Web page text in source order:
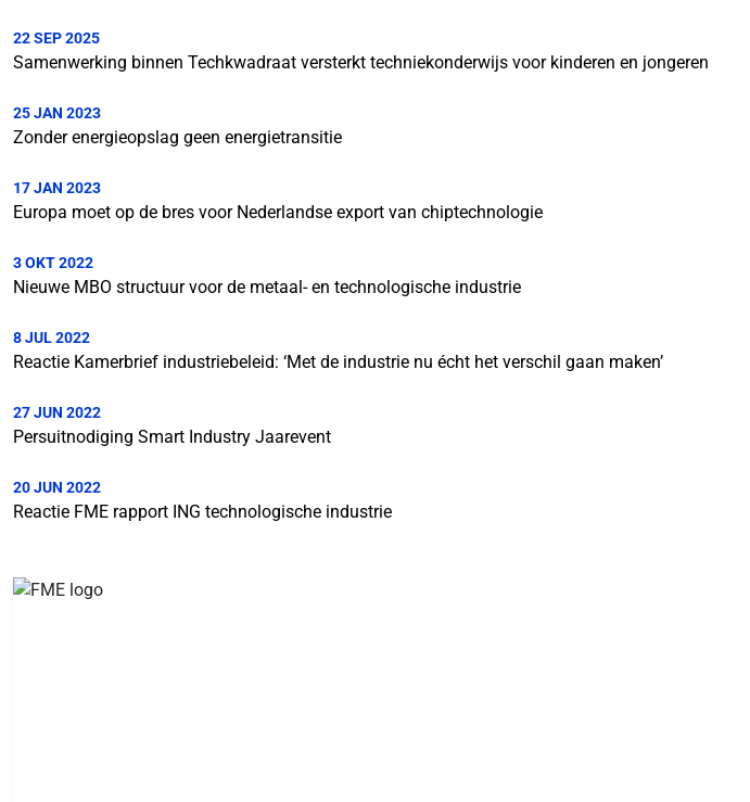
22 SEP 2025
Samenwerking binnen Techkwadraat versterkt techniekonderwijs voor kinderen en jongeren
25 JAN 2023
Zonder energieopslag geen energietransitie
17 JAN 2023
Europa moet op de bres voor Nederlandse export van chiptechnologie
3 OKT 2022
Nieuwe MBO structuur voor de metaal- en technologische industrie
8 JUL 2022
Reactie Kamerbrief industriebeleid: ‘Met de industrie nu écht het verschil gaan maken’
27 JUN 2022
Persuitnodiging Smart Industry Jaarevent
20 JUN 2022
Reactie FME rapport ING technologische industrie